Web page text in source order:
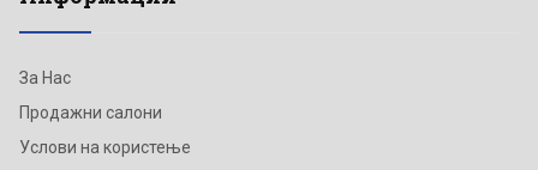
За Нас
Продажни салони
Услови на користење